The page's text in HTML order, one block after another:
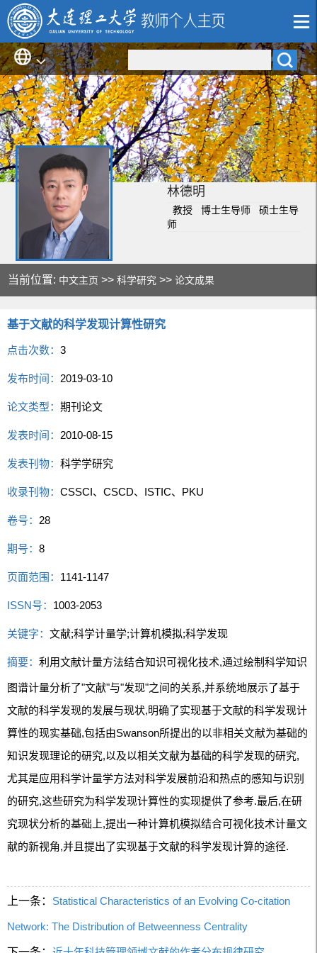
林德明
教授 博士生导师 硕士生导
师
当前位置: 中文主页 >>科学研究 >>论文成果
基于文献的科学发现计算性研究
点击次数：3
发布时间： 2019-03-10
论文类型：期刊论文
发表时间： 2010-08-15
发表刊物：科学学研究
收录刊物：CSSCI、CSCD、ISTIC、PKU
卷号： 28
期号：8
页面范围： 1141-1147
ISSN号： 1003-2053
关键字：文献;科学计量学;计算机模拟;科学发现
摘要：利用文献计量方法结合知识可视化技术,通过绘制科学知识
图谱计量分析了"文献"与"发现"之间的关系,并系统地展示了基于
文献的科学发现的发展与现状,明确了实现基于文献的科学发现计
算性的现实基础,包括由Swanson所提出的以非相关文献为基础的
知识发现理论的研究,以及以相关文献为基础的科学发现的研究,
尤其是应用科学计量学方法对科学发展前沿和热点的感知与识别
的研究,这些研究为科学发现计算性的实现提供了参考.最后,在研
究现状分析的基础上,提出一种计算机模拟结合可视化技术计量文
献的新视角,并且提出了实现基于文献的科学发现计算的途径.
上一条： Statistical Characteristics of an Evolving Co-citation
Network: The Distribution of Betweenness Centrality